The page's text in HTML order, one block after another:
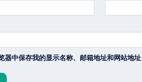
器中保存我的显示名称、邮箱地址和网站地址